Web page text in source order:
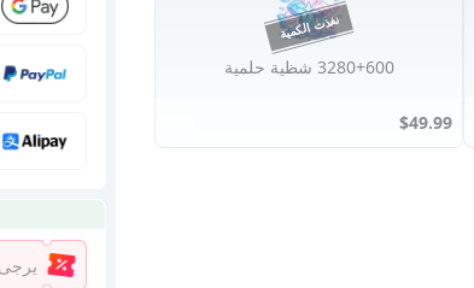
3280+600 شظية حلمية
$49.99